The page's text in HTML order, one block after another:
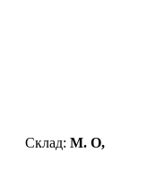
Склад: М. О,